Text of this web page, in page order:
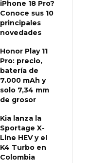
iPhone 18 Pro?
Conoce sus 10
principales
novedades
Honor Play 11
Pro: precio,
batería de
7.000 mAh y
solo 7,34 mm
de grosor
Kia lanza la
Sportage X-
Line HEV y el
K4 Turbo en
Colombia